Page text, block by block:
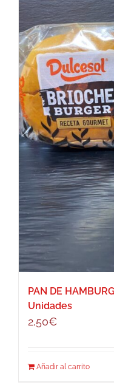
PAN DE
Unidades
2,50€
Añadir al carrito